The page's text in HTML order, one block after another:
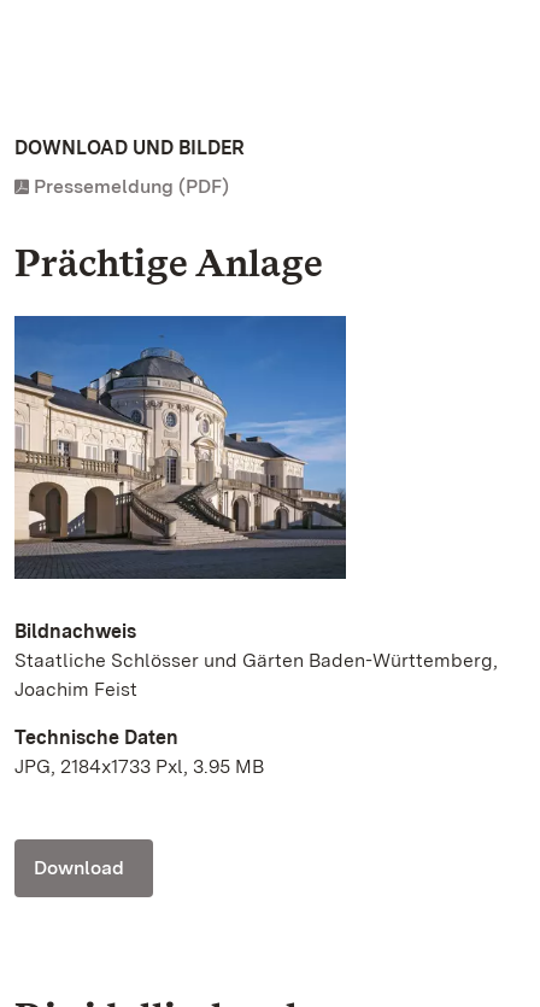
DOWNLOAD UND BILDER
Pressemeldung (PDF)
Prächtige Anlage
Bildnachweis
Staatliche Schlösser und Gärten Baden-Württemberg,
Joachim Feist
Technische Daten
JPG, 2184x1733 Pxl, 3.95 MB
Download